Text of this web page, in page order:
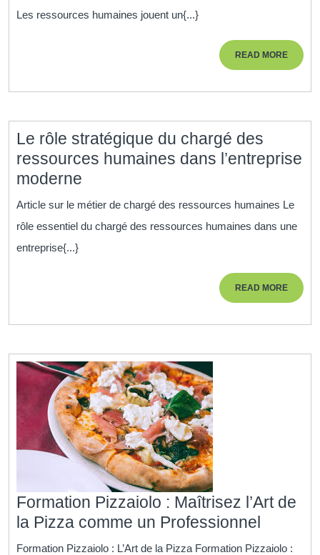
en
Les ressources humaines jouent un{...}
READ MOREREAD
MORE
Le rôle stratégique du chargé des
ressources humaines dans l’entreprise
moderne
rôle
stratégique
l’entreprise
moderne
Article sur le métier de chargé des ressources humaines Le
rôle essentiel du chargé des ressources humaines dans une
entreprise{...}
READ MOREREAD
MORE
Formation Pizzaiolo : Maîtrisez l’Art de
la Pizza comme un Professionnel
Formation Pizzaiolo : L’Art de la Pizza Formation Pizzaiolo :